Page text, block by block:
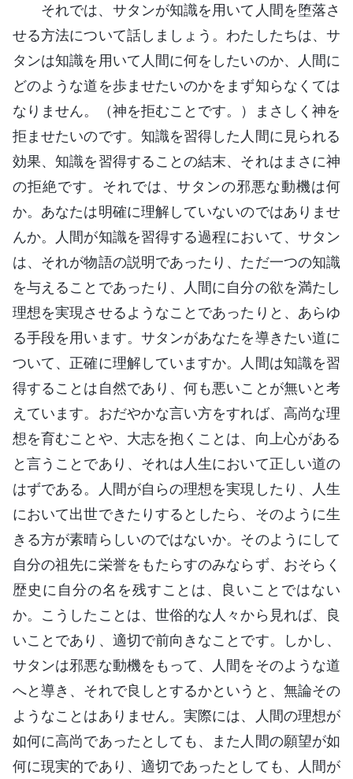
それでは、サタンが知識を用いて人間を堕落さ
せる方法について話しましょう。わたしたちは、サ
タンは知識を用いて人間に何をしたいのか、人間に
どのような道を歩ませたいのかをまず知らなくては
なりません。（神を拒むことです。）まさしく神を
拒ませたいのです。知識を習得した人間に見られる
効果、知識を習得することの結末、それはまさに神
の拒絶です。それでは、サタンの邪悪な動機は何
か。あなたは明確に理解していないのではありませ
んか。人間が知識を習得する過程において、サタン
は、それが物語の説明であったり、ただ一つの知識
を与えることであったり、人間に自分の欲を満たし
理想を実現させるようなことであったりと、あらゆ
る手段を用います。サタンがあなたを導きたい道に
ついて、正確に理解していますか。人間は知識を習
得することは自然であり、何も悪いことが無いと考
えています。おだやかな言い方をすれば、高尚な理
想を育むことや、大志を抱くことは、向上心がある
と言うことであり、それは人生において正しい道の
はずである。人間が自らの理想を実現したり、人生
において出世できたりするとしたら、そのように生
きる方が素晴らしいのではないか。そのようにして
自分の祖先に栄誉をもたらすのみならず、おそらく
歴史に自分の名を残すことは、良いことではない
か。こうしたことは、世俗的な人々から見れば、良
いことであり、適切で前向きなことです。しかし、
サタンは邪悪な動機をもって、人間をそのような道
へと導き、それで良しとするかというと、無論その
ようなことはありません。実際には、人間の理想が
如何に高尚であったとしても、また人間の願望が如
何に現実的であり、適切であったとしても、人間が